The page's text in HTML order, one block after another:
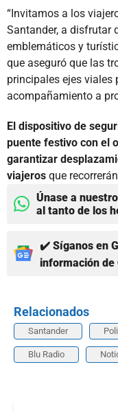
“Invitamos a los
Santander, a disfrutar
emblemáticos y
que aseguró que las
principales ejes viales
acompañamiento a
El dispositivo de
puente festivo con el
garantizar
viajeros que
Únase a
al tanto de los
✔️ Síganos en
información de
Relacionados
Santander
Blu Radio